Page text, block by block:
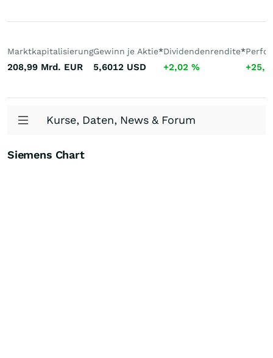
Marktkapitalisierung
208,99 Mrd. EUR
Gewinn je Aktie*
5,6012 USD
Dividendenrendite*
+2,02 %
Kurse, Daten, News & Forum
Siemens Chart